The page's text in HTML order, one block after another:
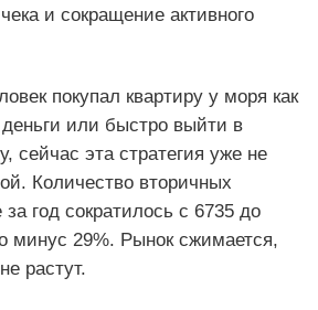
и сокращение активного
покупал квартиру у моря как
или быстро выйти в
сейчас эта стратегия уже не
Количество вторичных
год сократилось с 6735 до
минус 29%. Рынок сжимается,
растут.